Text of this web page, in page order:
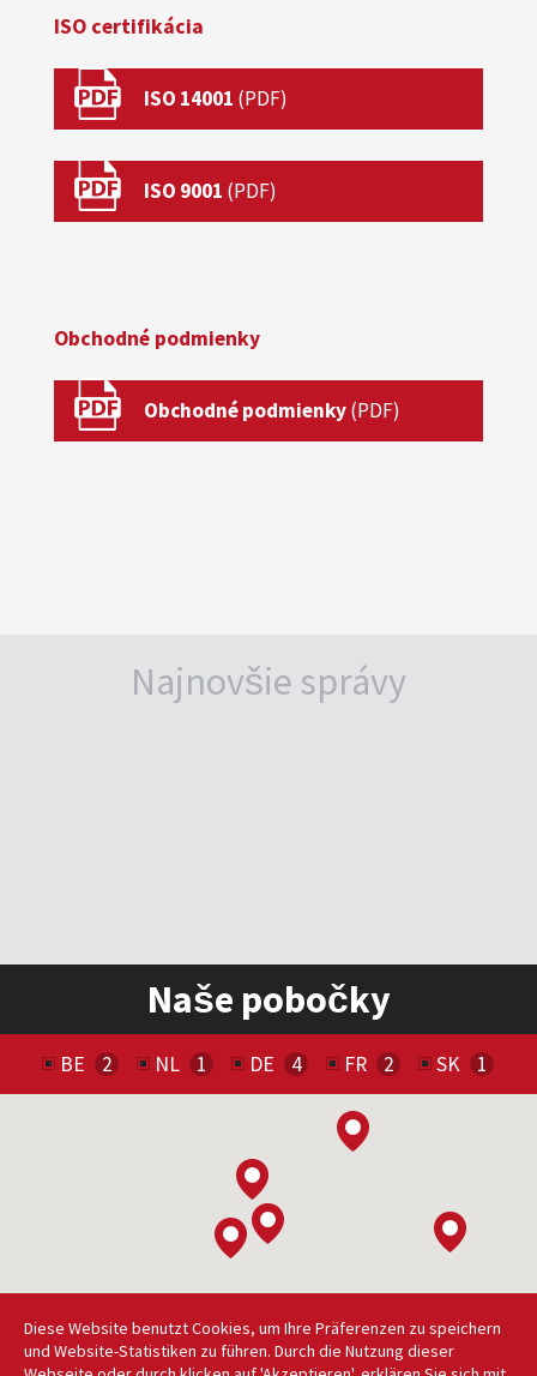
ISO certifikácia
ISO 14001
ISO 9001
Obchodné podmienky
Obchodné podmienky
Najnovšie správy
Naše pobočky
BE NL DE FR SK
Diese Website benutzt Cookies, um Ihre Präferenzen zu speichern
und Website-Statistiken zu führen. Durch die Nutzung dieser